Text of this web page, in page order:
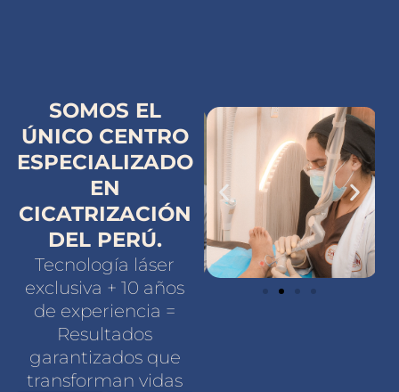
SOMOS EL
ÚNICO CENTRO
ESPECIALIZADO
EN
CICATRIZACIÓN
DEL PERÚ.
Tecnología láser
exclusiva + 10 años
de experiencia =
Resultados
garantizados que
transforman vidas